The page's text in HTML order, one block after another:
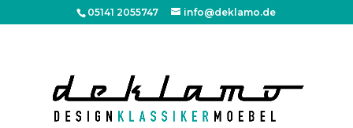
05141 2055747 info@deklamo.de